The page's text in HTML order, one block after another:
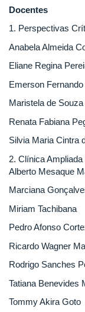
Docentes
1. Perspectivas
Anabela Almeida
Eliane Regina
Emerson
Maristela de
Renata Fabiana
Silvia Maria Cintra
2. Clínica Ampliada
Alberto Mesaque
Marciana
Miriam Tachibana
Pedro Afonso
Ricardo Wagner
Rodrigo Sanches
Tatiana Benevides
Tommy Akira Goto